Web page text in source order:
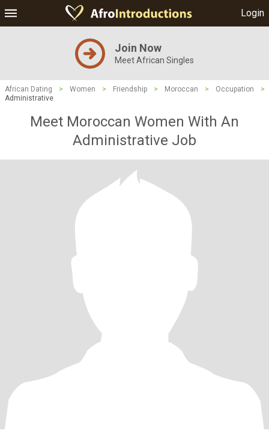
Login
Join Now
Meet African Singles
African Dating > Women > Friendship > Moroccan > Occupation
>
Administrative
Meet Moroccan Women With An
Administrative Job